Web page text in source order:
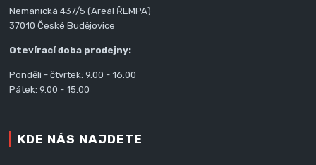
Nemanická 437/5 (Areál ŘEMPA)
37010 České Budějovice
Otevírací doba prodejny:
Pondělí - čtvrtek: 9.00 - 16.00
Pátek: 9.00 - 15.00
KDE NÁS NAJDETE